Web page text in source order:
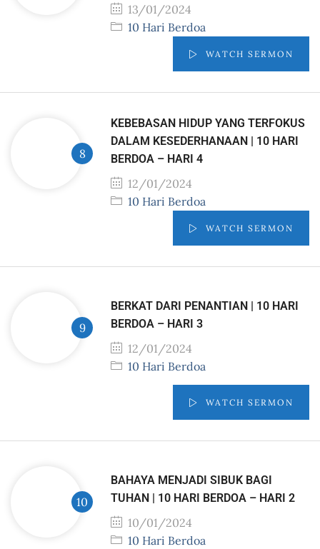
13/01/2024
10 Hari Berdoa
WATCH SERMON
KEBEBASAN HIDUP YANG TERFOKUS
DALAM KESEDERHANAAN | 10 HARI
BERDOA – HARI 4
12/01/2024
10 Hari Berdoa
WATCH SERMON
BERKAT DARI PENANTIAN | 10 HARI
BERDOA – HARI 3
12/01/2024
10 Hari Berdoa
WATCH SERMON
BAHAYA MENJADI SIBUK BAGI
TUHAN | 10 HARI BERDOA – HARI 2
10/01/2024
10 Hari Berdoa